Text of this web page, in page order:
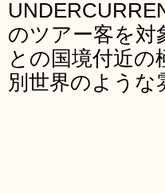
のツアー客を対
との国境付近
別世界のような